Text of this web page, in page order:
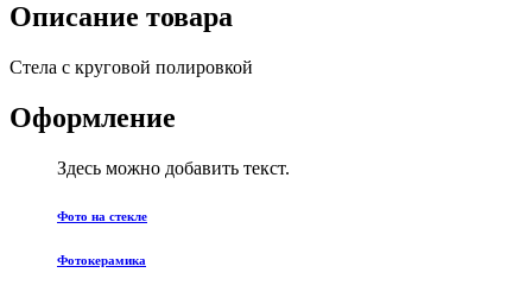
Описание товара
Стела с круговой полировкой
Оформление
Здесь можно добавить текст.
Фото на стекле
Фотокерамика